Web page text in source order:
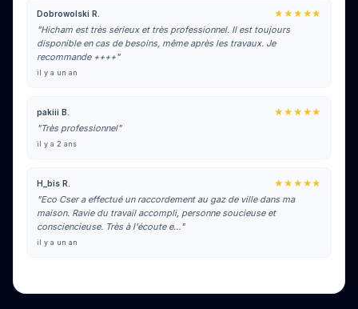
Dobrowolski R.
★★★★★
"Hicham est très sérieux et très professionnel. Il est toujours
disponible en cas de besoins, même après les travaux. Je
recommande ++++"
il y a un an
pakiii B.
★★★★★
"Très professionnel"
il y a 2 ans
H_bis R.
★★★★★
"Eco Cser a effectué un raccordement au gaz de ville dans ma
maison. Ravie du travail accompli, personne soucieuse et
consciencieuse. Très à l'écoute e…"
il y a un an